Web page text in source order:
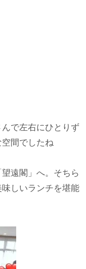
で左右にひとりず
間でしたね
遠閣」へ。そちら
しいランチを堪能